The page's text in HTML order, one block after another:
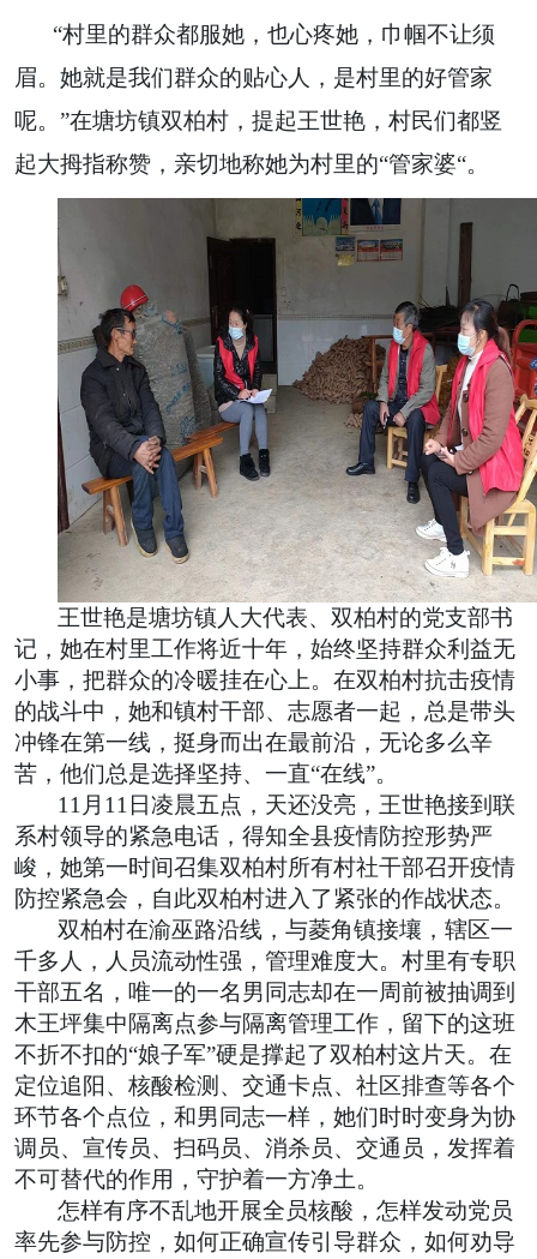
“村里的群众都服她，也心疼她，巾帼不让须
眉。她就是我们群众的贴心人，是村里的好管家
呢。”在塘坊镇双柏村，提起王世艳，村民们都竖
起大拇指称赞，亲切地称她为村里的“管家婆“。
王世艳是塘坊镇人大代表、双柏村的党支部书
记，她在村里工作将近十年，始终坚持群众利益无
小事，把群众的冷暖挂在心上。在双柏村抗击疫情
的战斗中，她和镇村干部、志愿者一起，总是带头
冲锋在第一线，挺身而出在最前沿，无论多么辛
苦，他们总是选择坚持、一直“在线”。
11月11日凌晨五点，天还没亮，王世艳接到联
系村领导的紧急电话，得知全县疫情防控形势严
峻，她第一时间召集双柏村所有村社干部召开疫情
防控紧急会，自此双柏村进入了紧张的作战状态。
双柏村在渝巫路沿线，与菱角镇接壤，辖区一
千多人，人员流动性强，管理难度大。村里有专职
干部五名，唯一的一名男同志却在一周前被抽调到
木王坪集中隔离点参与隔离管理工作，留下的这班
不折不扣的“娘子军”硬是撑起了双柏村这片天。在
定位追阳、核酸检测、交通卡点、社区排查等各个
环节各个点位，和男同志一样，她们时时变身为协
调员、宣传员、扫码员、消杀员、交通员，发挥着
不可替代的作用，守护着一方净土。
怎样有序不乱地开展全员核酸，怎样发动党员
率先参与防控，如何正确宣传引导群众，如何劝导